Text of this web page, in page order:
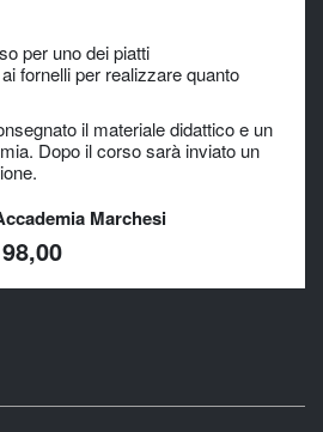
per uno dei piatti
fornelli per realizzare quanto
il materiale didattico e un
Dopo il corso sarà inviato un
Marchesi